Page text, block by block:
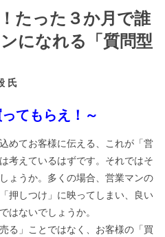
b
o
o
t
e
i
l
たった３か月で誰
になれる「質問型
氏
てもらえ！～
めてお客様に伝える、これが「営
考えているはずです。それではそ
ょうか。多くの場合、営業マンの
押しつけ」に映ってしまい、良い
はないでしょうか。
る」ことではなく、お客様の「買